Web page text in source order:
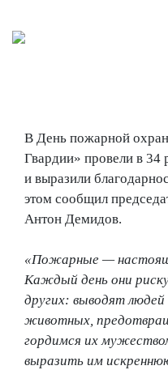
В День пожарной
Гвардии» провели в 34
и выразили
этом сообщил
Антон Демидов.
«Пожарные —
Каждый день они
других: выводят
животных,
гордимся их
выразить им